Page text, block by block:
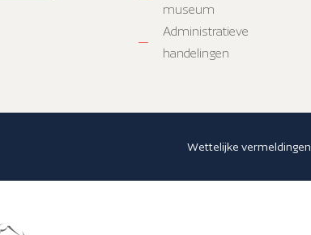
museum
Administratieve
handelingen
Wettelijke vermeldingen